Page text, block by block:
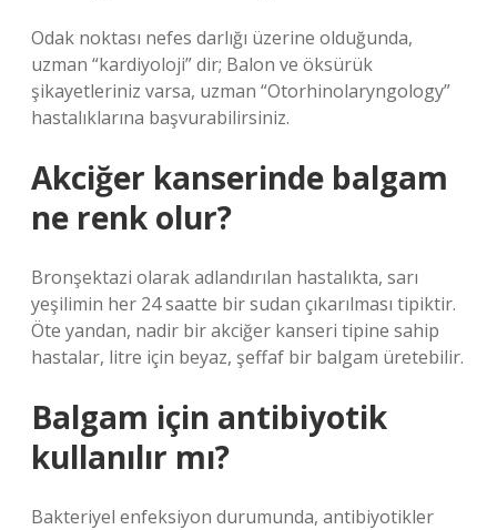
Odak noktası nefes darlığı üzerine olduğunda,
uzman “kardiyoloji” dir; Balon ve öksürük
şikayetleriniz varsa, uzman “Otorhinolaryngology”
hastalıklarına başvurabilirsiniz.
Akciğer kanserinde balgam
ne renk olur?
Bronşektazi olarak adlandırılan hastalıkta, sarı
yeşilimin her 24 saatte bir sudan çıkarılması tipiktir.
Öte yandan, nadir bir akciğer kanseri tipine sahip
hastalar, litre için beyaz, şeffaf bir balgam üretebilir.
Balgam için antibiyotik
kullanılır mı?
Bakteriyel enfeksiyon durumunda, antibiyotikler